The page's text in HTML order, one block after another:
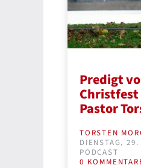
Predigt
Christfest
Pastor
TORSTEN
DIENSTAG,
PODCAST
0